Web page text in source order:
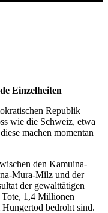
Einzelheiten
Republik
wie die Schweiz, etwa
machen momentan
den Kamuina-
Mura-Milz und der
der gewalttätigen
Tote, 1,4 Millionen
bedroht sind.